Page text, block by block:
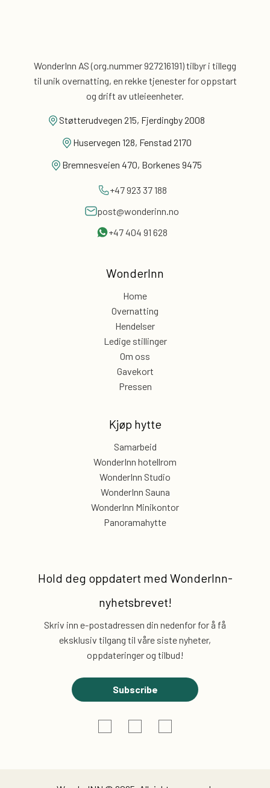
WonderInn AS (org.nummer 927216191) tilbyr i tillegg
til unik overnatting, en rekke tjenester foroppstart
og drift av utleieenheter.
Støtterudvegen 215, Fjerdingby 2008
Huservegen 128, Fenstad 2170
Bremnesveien 470, Borkenes 9475
+47 923 37 188
post@wonderinn.no
+47 404 91 628
WonderInn
Home
Overnatting
Hendelser
Ledige stillinger
Om oss
Gavekort
Pressen
Kjøp hytte
Samarbeid
WonderInn hotellrom
WonderInn Studio
WonderInn Sauna
WonderInn Minikontor
Panoramahytte
Hold deg oppdatert med WonderInn-
nyhetsbrevet!
Skriv inn e-postadressen din nedenfor for å få
eksklusiv tilgang til våre siste nyheter,
oppdateringer og tilbud!
Subscribe